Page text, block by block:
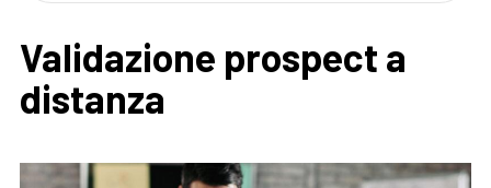
Validazione prospect a
distanza